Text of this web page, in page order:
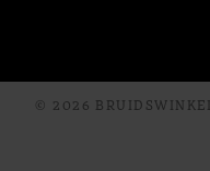
© 2026